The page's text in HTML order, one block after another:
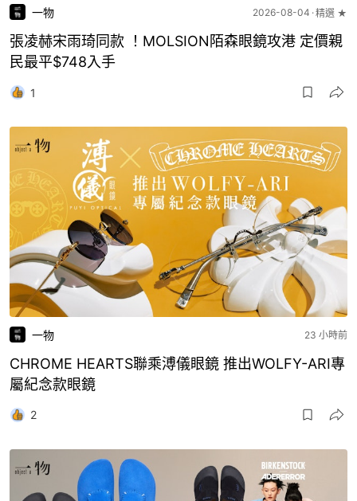
一物 2026-08-04 精選 ★
張凌赫宋雨琦同款 ！MOLSION陌森眼鏡攻港 定價親
民最平$748入手
1
一物 23 小時前
CHROME HEARTS聯乘溥儀眼鏡 推出WOLFY-ARI專
屬紀念款眼鏡
2